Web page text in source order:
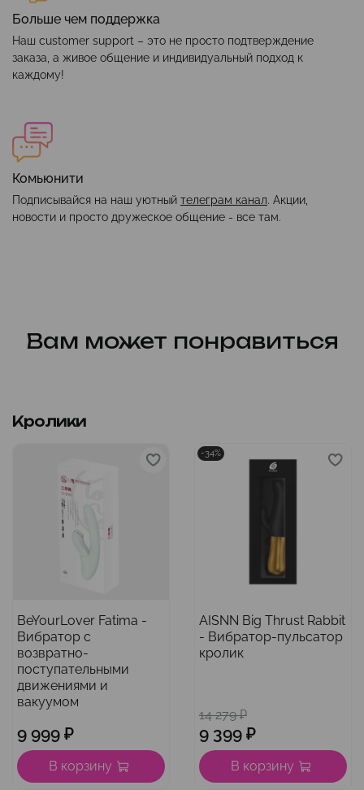
Больше чем поддержка
Наш customer support – это не просто подтверждение
заказа, а живое общение и индивидуальный подход к
каждому!
Комьюнити
Подписывайся на наш уютный телеграм канал. Акции,
новости и просто дружеское общение - все там.
Вам может понравиться
Кролики
BeYourLover Fatima -
Вибратор с
возвратно-
поступательными
движениями и
вакуумом
9 999 ₽
В корзину
-34%
AISNN Big Thrust Rabbit
- Вибратор-пульсатор
кролик
14 279 ₽
9 399 ₽
В корзину